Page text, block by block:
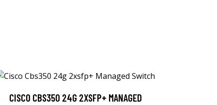
CISCO CBS350 24G 2XSFP+ MANAGED